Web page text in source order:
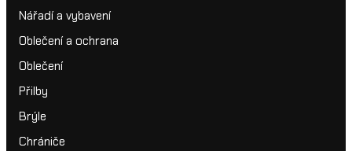
Nářadí a vybavení
Oblečení a ochrana
Oblečení
Přilby
Brýle
Chrániče